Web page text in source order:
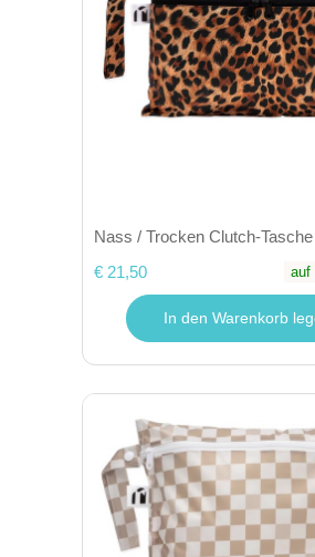
Nass / Trocken Clutch-
€ 21,50
auf
In den Warenkorb